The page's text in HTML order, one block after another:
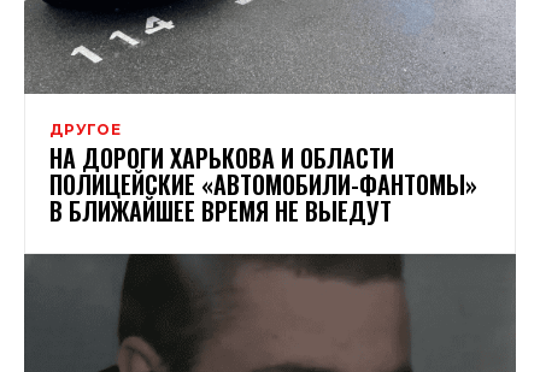
ДРУГОЕ
НА ДОРОГИ ХАРЬКОВА И ОБЛАСТИ
ПОЛИЦЕЙСКИЕ «АВТОМОБИЛИ-ФАНТОМЫ»
В БЛИЖАЙШЕЕ ВРЕМЯ НЕ ВЫЕДУТ